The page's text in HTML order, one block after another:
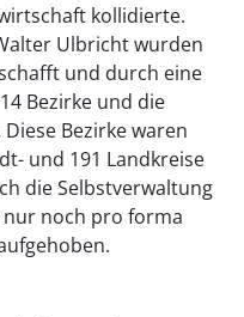
kollidierte.
Ulbricht wurden
und durch eine
Bezirke und die
Bezirke waren
und 191 Landkreise
die Selbstverwaltung
nur noch pro forma